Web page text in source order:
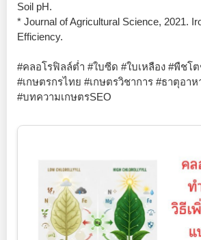
Soil pH.
* Journal of Agricultural Science, 2021.
Efficiency.
#คลอโรฟิลล์ต่ำ #ใบซีด #ใบเหลือง #พืชโต
#เกษตรกรไทย #เกษตรวิชาการ #ธาตุอา
#บทความเกษตรSEO